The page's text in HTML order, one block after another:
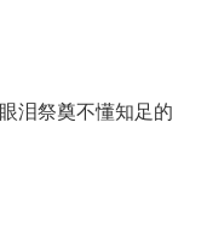
泪祭奠不懂知足的